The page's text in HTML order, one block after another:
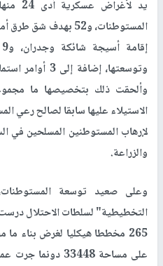
يد
الاستيلاء عليها سابقا لصالح رعي
لإرهاب المستوطنين المسلحين في
والزراعة.
وعلى صعيد توسعة